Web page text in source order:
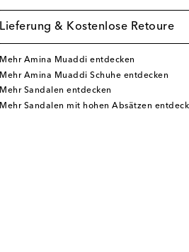
Lieferung & Kostenlose Retoure
Mehr Amina Muaddi entdecken
Mehr Amina Muaddi Schuhe entdecken
Mehr Sandalen entdecken
Mehr Sandalen mit hohen Absätzen